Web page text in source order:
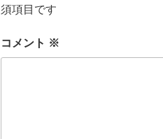
須項目です
コメント ※